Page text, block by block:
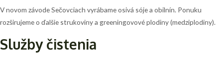
V novom závode Sečovciach vyrábame osivá sóje a obilnín. Ponuku
rozširujeme o ďalšie strukoviny a greeningovové plodiny (medziplodiny).
Služby čistenia